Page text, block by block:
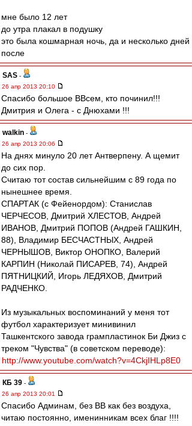
мне было 12 лет
до утра плакал в подушку
это была кошмарная ночь, да и несколько дней
после
SAS -
26 апр 2013 20:10
Спасибо большое ВВсем, кто починил!!!
Дмитрия и Олега - с Днюхами !!!
walkin -
26 апр 2013 20:06
На днях минуло 20 лет Антверпену. А щемит
до сих пор.
Считаю тот состав сильнейшим с 89 года по
нынешнее время.
СПАРТАК (с Фейенордом): Станислав
ЧЕРЧЕСОВ, Дмитрий ХЛЕСТОВ, Aндрей
ИВАНОВ, Дмитрий ПОПОВ (Андрей ГАШКИН,
88), Владимир БЕСЧАСТНЫХ, Андрей
ЧЕРНЫШОВ, Виктор ОНОПКО, Валерий
КАРПИН (Николай ПИСАРЕВ, 74), Андрей
ПЯТНИЦКИЙ, Игорь ЛЕДЯХОВ, Дмитрий
РАДЧЕНКО.
Из музыкальных воспоминаний у меня тот
футбол характеризует минивинил
Ташкентского завода грампластинок Би Джиз с
треком "Чувства" (в советском переводе):
http://www.youtube.com/watch?v=4CkjIHLp8E0
КБ 39 -
26 апр 2013 20:01
Спасибо Админам, без ВВ как без воздуха,
читаю постоянно, именинникам всех благ !!!!